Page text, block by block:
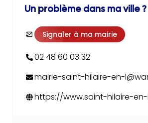
Un problème dans ma ville ?
Signaler à ma mairie
02 48 60 03 32
mairie-saint-hilaire-en-
https://www.saint-hilaire-en-